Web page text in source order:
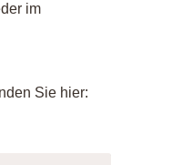
im
Sie hier: